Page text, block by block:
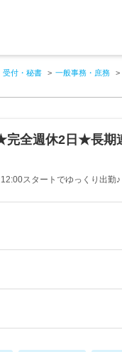
受付・秘書 一般事務・庶務
全週休2日★長期
スタートでゆっくり出勤♪